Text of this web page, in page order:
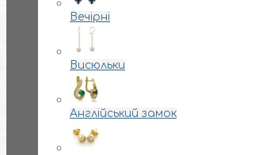
Вечірні
Висюльки
Англійський замок